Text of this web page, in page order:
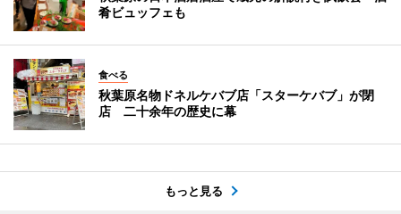
肴ビュッフェも
食べる
秋葉原名物ドネルケバブ店「スターケバブ」が閉
店 二十余年の歴史に幕
もっと見る